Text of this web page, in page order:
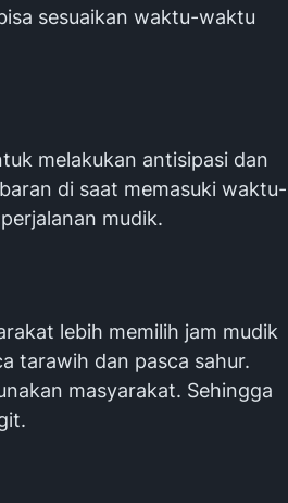
sesuaikan waktu-waktu
melakukan antisipasi dan
di saat memasuki waktu-
mudik.
lebih memilih jam mudik
tarawih dan pasca sahur.
masyarakat. Sehingga